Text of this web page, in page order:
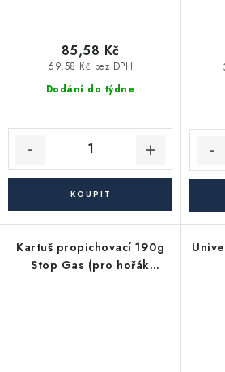
Dodání do týdne
69,58 Kč bez DPH
85,58 Kč
Kartuš propichovací 190g
Stop Gas (pro hořák